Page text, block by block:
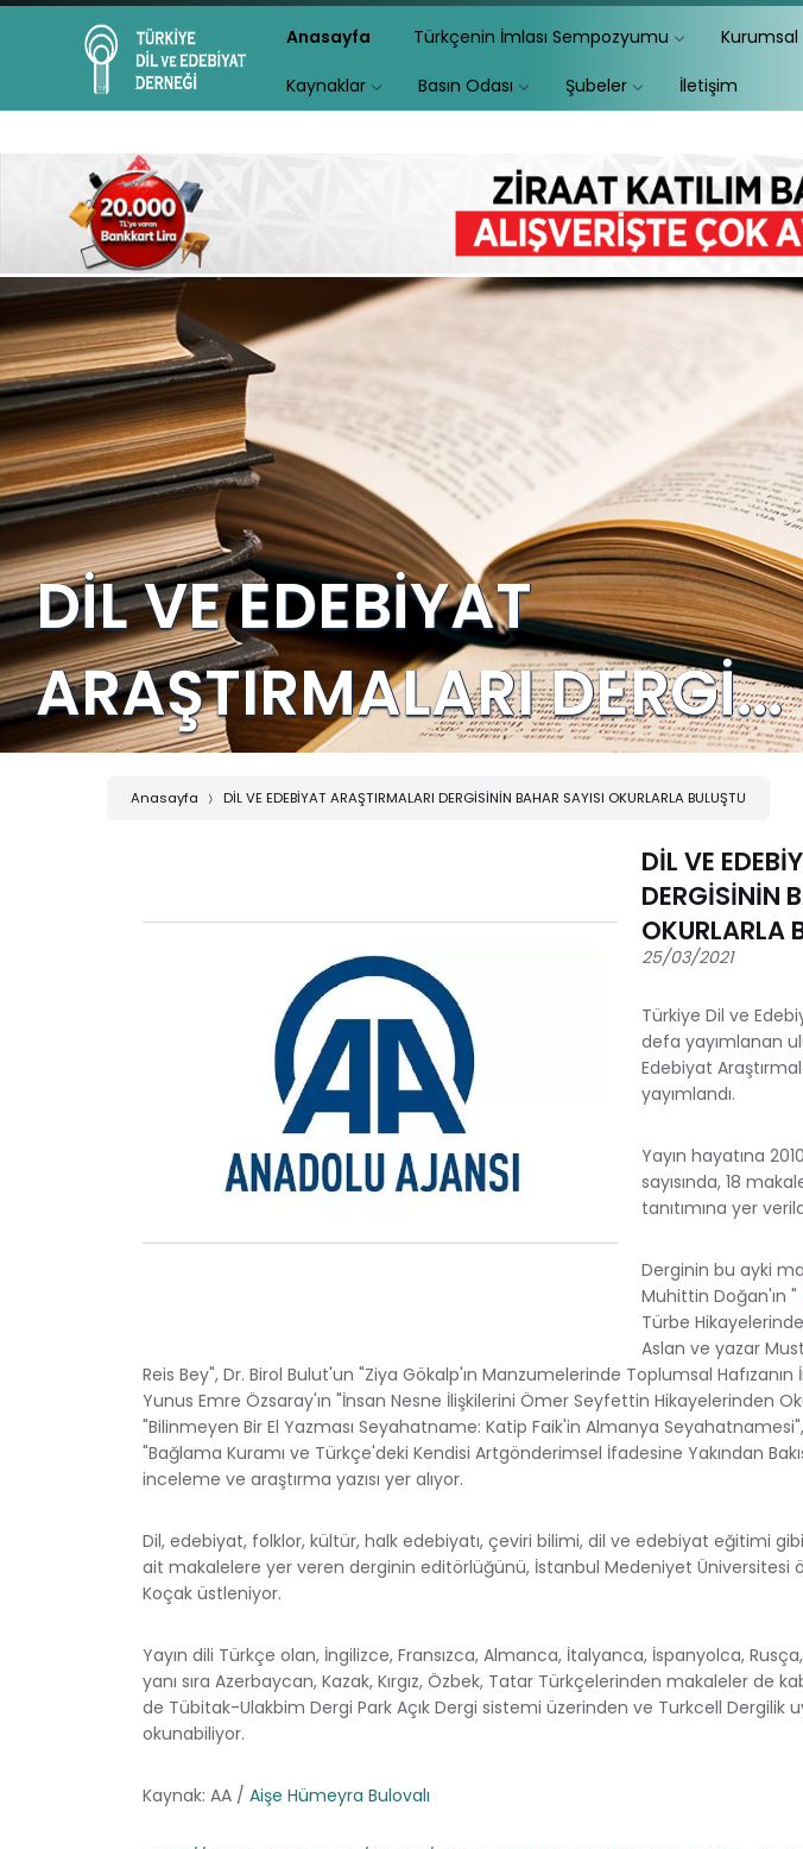
Anasayfa Türkçenin İmlası Sempozyumu Kurumsal
Kaynaklar Basın Odası Şubeler İletişim
DİL VE EDEBİYAT
ARAŞTIRMALARI DERGİ...
Anasayfa DİL VE EDEBİYAT ARAŞTIRMALARI DERGİSİNİN BAHAR SAYISI OKURLARLA BULUŞTU
DİL VE
DERGİSİNİN
OKURLARLA
25/03/2021
Türkiye Dil ve
defa yayımlanan
Edebiyat
yayımlandı.
Yayın hayatına
sayısında, 18
tanıtımına yer
Derginin bu ayki
Muhittin Doğan'ın "
Türbe
Aslan ve yazar
Reis Bey", Dr. Birol Bulut'un "Ziya Gökalp'ın Manzumelerinde Toplumsal Hafızanın
Yunus Emre Özsaray'ın "İnsan Nesne İlişkilerini Ömer Seyfettin Hikayelerinden
"Bilinmeyen Bir El Yazması Seyahatname: Katip Faik'in Almanya
"Bağlama Kuramı ve Türkçe'deki Kendisi Artgönderimsel İfadesine Yakından
inceleme ve araştırma yazısı yer alıyor.
Dil, edebiyat, folklor, kültür, halk edebiyatı, çeviri bilimi, dil ve edebiyat eğitimi gibi
ait makalelere yer veren derginin editörlüğünü, İstanbul Medeniyet Üniversitesi
Koçak üstleniyor.
Yayın dili Türkçe olan, İngilizce, Fransızca, Almanca, İtalyanca, İspanyolca,
yanı sıra Azerbaycan, Kazak, Kırgız, Özbek, Tatar Türkçelerinden makaleler de
de Tübitak-Ulakbim Dergi Park Açık Dergi sistemi üzerinden ve Turkcell Dergilik
okunabiliyor.
Kaynak: AA / Aişe Hümeyra Bulovalı